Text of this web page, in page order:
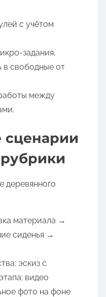
с учётом
задания,
свободные от
между
сценарии
деревянного
материала →
сиденья →
эскиз с
видео
фото на фоне